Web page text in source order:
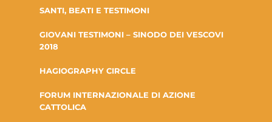
SANTI, BEATI E TESTIMONI
GIOVANI TESTIMONI – SINODO DEI VESCOVI
2018
HAGIOGRAPHY CIRCLE
FORUM INTERNAZIONALE DI AZIONE
CATTOLICA